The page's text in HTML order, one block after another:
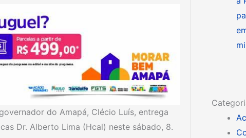
do Amapá, Clécio Luís, entrega
Dr. Alberto Lima (Hcal) neste sábado, 8.